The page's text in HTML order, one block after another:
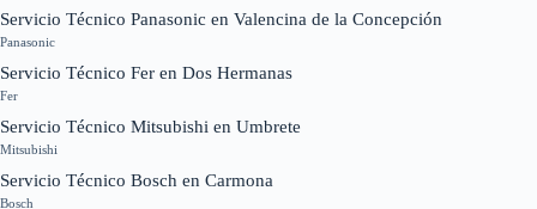
Servicio Técnico Panasonic en Valencina de la Concepción
Panasonic
Servicio Técnico Fer en Dos Hermanas
Fer
Servicio Técnico Mitsubishi en Umbrete
Mitsubishi
Servicio Técnico Bosch en Carmona
Bosch